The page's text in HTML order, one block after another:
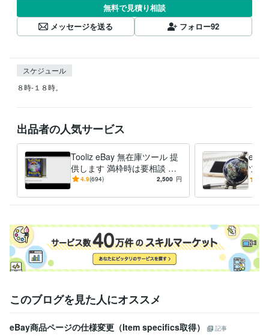
無料で見積り相談
メッセージを送る
フォロー92
スケジュール
８時-１８時。
出品者の人気サービス
Tooliz eBay 無在庫ツール 提
供します 満枠時は要相談 フ
リマ/ECサイト 高速出品 自動
4.9(694) 2,500 円
ツー
リ、
能
このブログを見た人にオススメ
eBay商品ページの仕様変更（Item specifics取得）
記事